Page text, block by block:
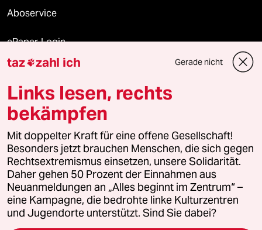
Aboservice
ePaper Login
Downloads für Abonnierende
© 2026 taz Verlags und Vertriebs GmbH
Alle Rechte vorbehalten. Bei rechtlichen Fragen oder für Genehmigungen
wenden Sie sich bitte an
lizenzen@taz.de
Feedback Redaktionsstatut Kommune-Richtlinien
Leitlinie Informant Datenschutz Impressum AGB
taz zahl ich Gerade nicht
Links lesen, rechts
bekämpfen
Mit doppelter Kraft für eine offene Gesellschaft!
Besonders jetzt brauchen Menschen, die sich gegen
Rechtsextremismus einsetzen, unsere Solidarität.
Daher gehen 50 Prozent der Einnahmen aus
Neuanmeldungen an „Alles beginnt im Zentrum“ –
eine Kampagne, die bedrohte linke Kulturzentren
und Jugendorte unterstützt. Sind Sie dabei?